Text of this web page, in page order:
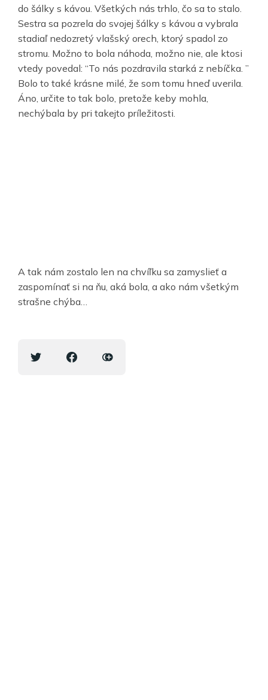
do šálky s kávou. Všetkých nás trhlo, čo sa to stalo.
Sestra sa pozrela do svojej šálky s kávou a vybrala
stadiaľ nedozretý vlašský orech, ktorý spadol zo
stromu. Možno to bola náhoda, možno nie, ale ktosi
vtedy povedal: “To nás pozdravila starká z nebíčka. ”
Bolo to také krásne milé, že som tomu hneď uverila.
Áno, určite to tak bolo, pretože keby mohla,
nechýbala by pri takejto príležitosti.
A tak nám zostalo len na chvíľku sa zamyslieť a
zaspomínať si na ňu, aká bola, a ako nám všetkým
strašne chýba…